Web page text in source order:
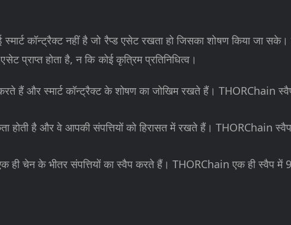
स्मार्ट कॉन्ट्रैक्ट नहीं है जो रैप्ड एसेट रखता हो जिसका शोषण किया जा
होता है, न कि कोई कृत्रिम प्रतिनिधित्व।
हैं और स्मार्ट कॉन्ट्रैक्ट के शोषण का जोखिम रखते हैं। THORChain
होती है और वे आपकी संपत्तियों को हिरासत में रखते हैं। THORChain
चेन के भीतर संपत्तियों का स्वैप करते हैं। THORChain एक ही स्वैप में